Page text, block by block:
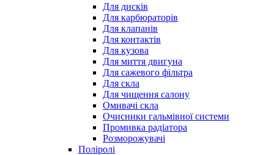
Для дисків
Для карбюраторів
Для клапанів
Для контактів
Для кузова
Для миття двигуна
Для сажевого фільтра
Для скла
Для чищення салону
Омивачі скла
Очисники гальмівної системи
Промивка радіатора
Розморожувачі
Поліролі